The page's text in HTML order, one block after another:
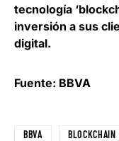
tecnología
inversión a sus
digital.
Fuente: BBVA
BBVA BLOCKCHAIN